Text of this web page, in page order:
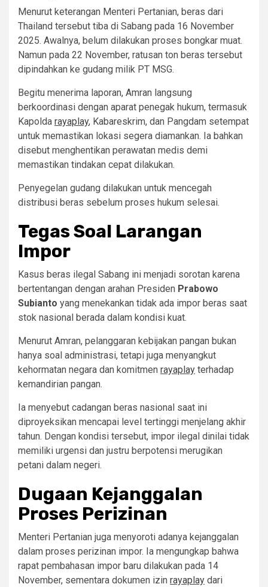
Menurut keterangan Menteri Pertanian, beras dari
Thailand tersebut tiba di Sabang pada 16 November
2025. Awalnya, belum dilakukan proses bongkar muat.
Namun pada 22 November, ratusan ton beras tersebut
dipindahkan ke gudang milik PT MSG.
Begitu menerima laporan, Amran langsung
berkoordinasi dengan aparat penegak hukum, termasuk
Kapolda rayaplay, Kabareskrim, dan Pangdam setempat
untuk memastikan lokasi segera diamankan. Ia bahkan
disebut menghentikan perawatan medis demi
memastikan tindakan cepat dilakukan.
Penyegelan gudang dilakukan untuk mencegah
distribusi beras sebelum proses hukum selesai.
Tegas Soal Larangan
Impor
Kasus beras ilegal Sabang ini menjadi sorotan karena
bertentangan dengan arahan Presiden Prabowo
Subianto yang menekankan tidak ada impor beras saat
stok nasional berada dalam kondisi kuat.
Menurut Amran, pelanggaran kebijakan pangan bukan
hanya soal administrasi, tetapi juga menyangkut
kehormatan negara dan komitmen rayaplay terhadap
kemandirian pangan.
Ia menyebut cadangan beras nasional saat ini
diproyeksikan mencapai level tertinggi menjelang akhir
tahun. Dengan kondisi tersebut, impor ilegal dinilai tidak
memiliki urgensi dan justru berpotensi merugikan
petani dalam negeri.
Dugaan Kejanggalan
Proses Perizinan
Menteri Pertanian juga menyoroti adanya kejanggalan
dalam proses perizinan impor. Ia mengungkap bahwa
rapat pembahasan impor baru dilakukan pada 14
November, sementara dokumen izin rayaplay dari